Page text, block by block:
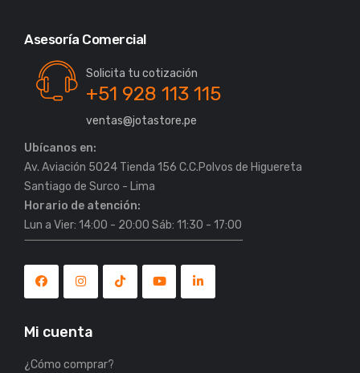
Asesoría Comercial
Solicita tu cotización
+51 928 113 115
ventas@jotastore.pe
Ubícanos en:
Av. Aviación 5024 Tienda 156 C.C.Polvos de Higuereta
Horario de atención:
Lun a Vier: 14:00 - 20:00 Sáb: 11:30 - 17:00
Mi cuenta
¿Cómo comprar?